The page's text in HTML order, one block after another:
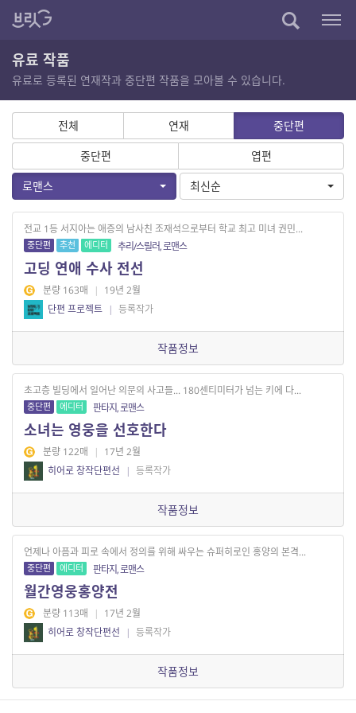
유료 작품
유료로 등록된 연재작과 중단편 작품을 모아볼 수 있습니다.
전체 연재
중단편
중단편
엽편
로맨스
최신순
전교 1등 서지아는 애증의 남사친 조재석으로부터 학교 최고 미녀 권민...
중단편 추천 에디터 추리/스릴러, 로맨스
고딩 연애 수사 전선
분량 163매 | 19년 2월
단편 프로젝트 | 등록작가
작품정보
초고층 빌딩에서 일어난 의문의 사고들... 180센티미터가 넘는 키에 다...
중단편 에디터 판타지, 로맨스
소녀는 영웅을 선호한다
분량 122매 | 17년 2월
히어로 창작단편선
| 등록작가
작품정보
언제나 아픔과 피로 속에서 정의를 위해 싸우는 슈퍼히로인 홍양의 본격...
중단편 에디터 판타지, 로맨스
월간영웅홍양전
분량 113매 | 17년 2월
히어로 창작단편선
| 등록작가
작품정보